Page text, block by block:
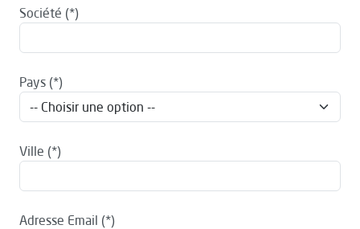
Société
Pays
Ville
Adresse Email